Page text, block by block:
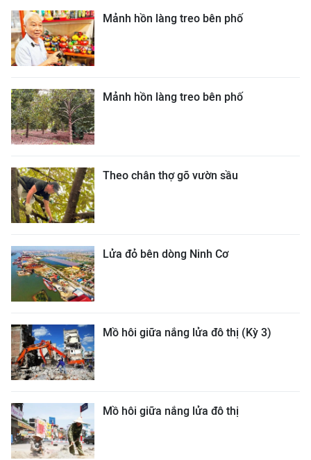
Mảnh hồn làng treo bên phố
Mảnh hồn làng treo bên phố
Theo chân thợ gõ vườn sầu
Lửa đỏ bên dòng Ninh Cơ
Mồ hôi giữa nắng lửa đô thị (Kỳ 3)
Mồ hôi giữa nắng lửa đô thị